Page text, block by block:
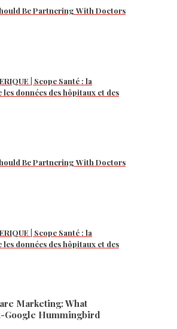
Be Partnering With Doctors
| Scope Santé : la
données des hôpitaux et des
Be Partnering With Doctors
| Scope Santé : la
données des hôpitaux et des
Marketing: What
Google Hummingbird